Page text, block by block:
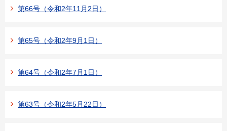
第66号（令和2年11月2日）
第65号（令和2年9月1日）
第64号（令和2年7月1日）
第63号（令和2年5月22日）